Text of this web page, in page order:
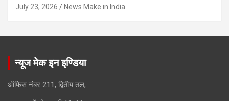
July 23, 2026 News Make in India
न्यूज मेक इन इण्डिया
ऑफिस नंबर 211, द्वितीय तल,